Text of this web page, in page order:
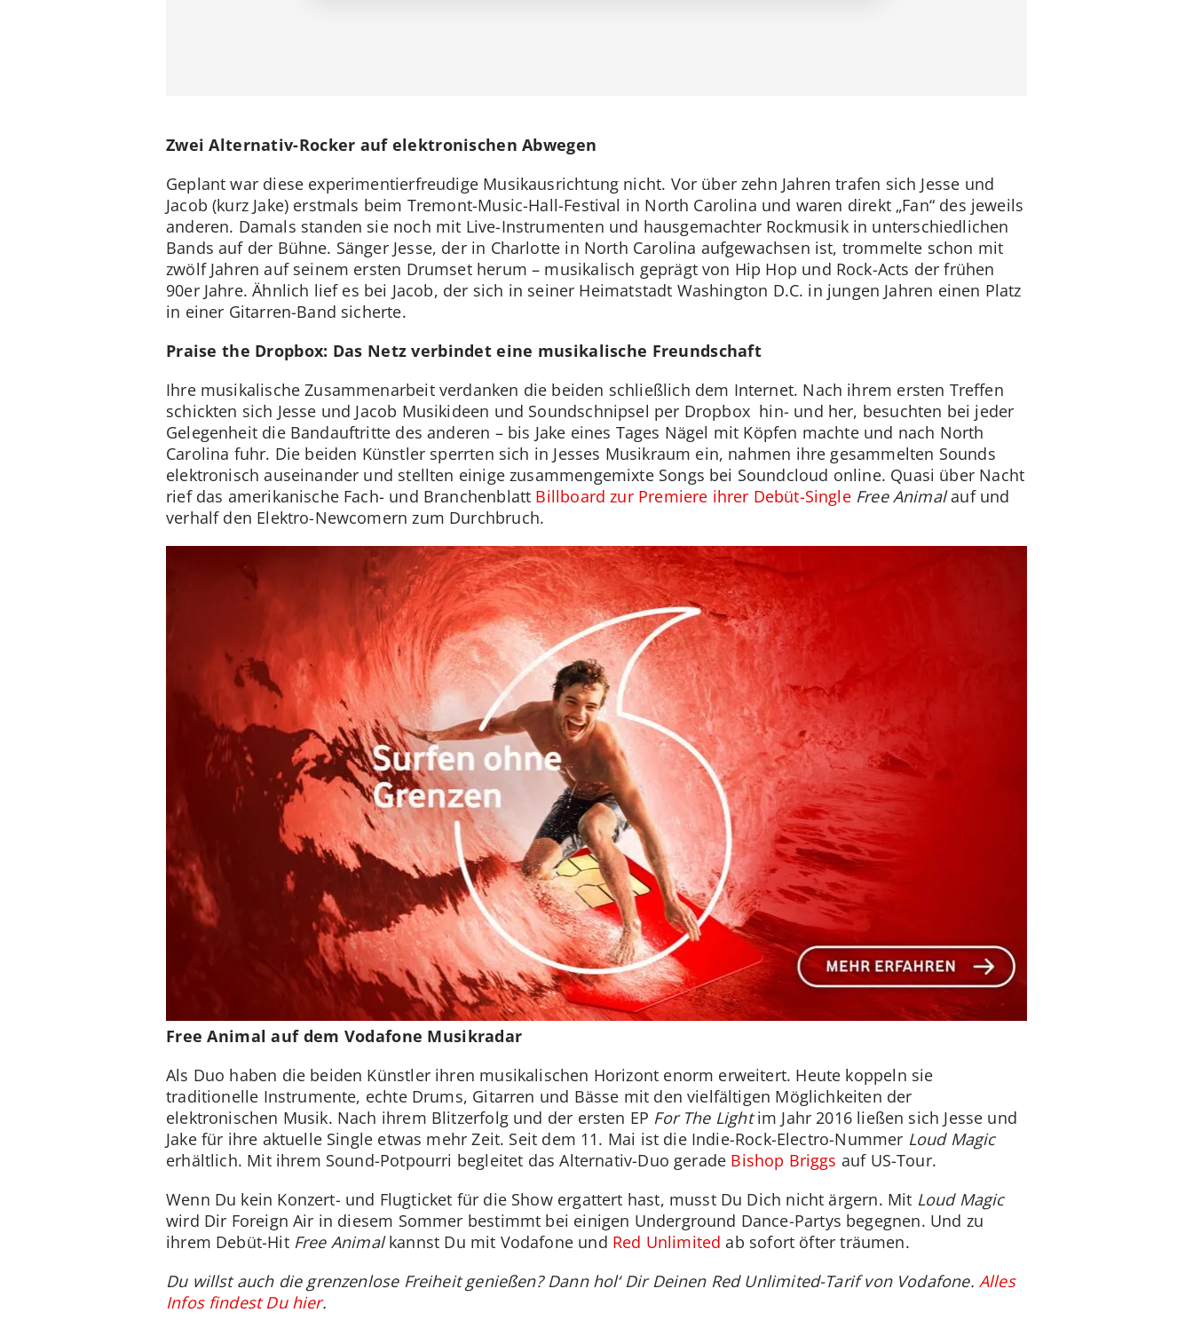
Zwei Alternativ-Rocker auf elektronischen Abwegen
Geplant war diese experimentierfreudige Musikausrichtung nicht. Vor über zehn Jahren trafen sich Jesse und
Jacob (kurz Jake) erstmals beim Tremont-Music-Hall-Festival in North Carolina und waren direkt „Fan“ des jeweils
anderen. Damals standen sie noch mit Live-Instrumenten und hausgemachter Rockmusik in unterschiedlichen
Bands auf der Bühne. Sänger Jesse, der in Charlotte in North Carolina aufgewachsen ist, trommelte schon mit
zwölf Jahren auf seinem ersten Drumset herum – musikalisch geprägt von Hip Hop und Rock-Acts der frühen
90er Jahre. Ähnlich lief es bei Jacob, der sich in seiner Heimatstadt Washington D.C. in jungen Jahren einen Platz
in einer Gitarren-Band sicherte.
Praise the Dropbox: Das Netz verbindet eine musikalische Freundschaft
Ihre musikalische Zusammenarbeit verdanken die beiden schließlich dem Internet. Nach ihrem ersten Treffen
schickten sich Jesse und Jacob Musikideen und Soundschnipsel per Dropbox hin- und her, besuchten bei jeder
Gelegenheit die Bandauftritte des anderen – bis Jake eines Tages Nägel mit Köpfen machte und nach North
Carolina fuhr. Die beiden Künstler sperrten sich in Jesses Musikraum ein, nahmen ihre gesammelten Sounds
elektronisch auseinander und stellten einige zusammengemixte Songs bei Soundcloud online. Quasi über Nacht
rief das amerikanische Fach- und Branchenblatt Billboard zur Premiere ihrer Debüt-Single Free Animalauf und
verhalf den Elektro-Newcomern zum Durchbruch.
Free Animal auf dem Vodafone Musikradar
Als Duo haben die beiden Künstler ihren musikalischen Horizont enorm erweitert. Heute koppeln sie
traditionelle Instrumente, echte Drums, Gitarren und Bässe mit den vielfältigen Möglichkeiten der
elektronischen Musik. Nach ihrem Blitzerfolg und der ersten EP For The Lightim Jahr 2016 ließen sich Jesse und
Jake für ihre aktuelle Single etwas mehr Zeit. Seit dem 11. Mai ist die Indie-Rock-Electro-Nummer Loud Magic
erhältlich. Mit ihrem Sound-Potpourri begleitet das Alternativ-Duo gerade Bishop Briggs auf US-Tour.
Wenn Du kein Konzert- und Flugticket für die Show ergattert hast, musst Du Dich nicht ärgern. Mit Loud Magic
wird Dir Foreign Air in diesem Sommer bestimmt bei einigen Underground Dance-Partys begegnen. Und zu
ihrem Debüt-Hit Free Animalkannst Du mit Vodafone und Red Unlimited ab sofort öfter träumen.
Du willst auch die grenzenlose Freiheit genießen? Dann hol‘ Dir Deinen Red Unlimited-Tarif von Vodafone. Alles
Infos findest Du hier.